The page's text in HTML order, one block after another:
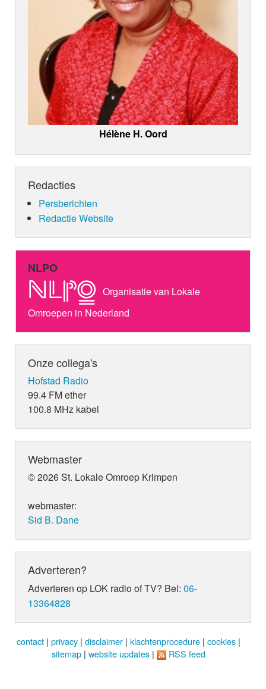
Hélène H. Oord
Redacties
Persberichten
Redactie Website
NLPO
Organisatie van Lokale
Omroepen in Nederland
Onze collega's
Hofstad Radio
99.4 FM ether
100.8 MHz kabel
Webmaster
© 2026 St. Lokale Omroep Krimpen
webmaster:
Sid B. Dane
Adverteren?
Adverteren op LOK radio of TV? Bel:06-
13364828
contact | privacy | disclaimer | klachtenprocedure | cookies |
sitemap | website updates | RSS feed